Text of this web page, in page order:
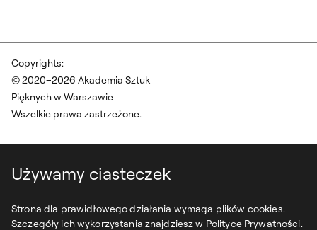
Używamy ciasteczek
Strona dla prawidłowego działania wymaga plików cookies.
Szczegóły ich wykorzystania znajdziesz w Polityce Prywatności.
Copyrights:
© 2020–2026 Akademia Sztuk
Pięknych w Warszawie
Wszelkie prawa zastrzeżone.